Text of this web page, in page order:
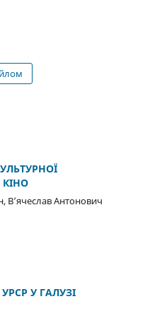
В’ячеслав Антонович
У ГАЛУЗІ